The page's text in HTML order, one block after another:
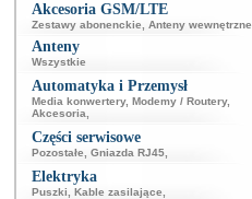
Akcesoria GSM/LTE
Zestawy abonenckie Anteny wewnętrzne
Anteny
Wszystkie
Automatyka i Przemysł
Media konwertery, Modemy / Routery,
Akcesoria
Części serwisowe
Pozostałe Gniazda RJ45
Elektryka
Puszki Kable zasilające